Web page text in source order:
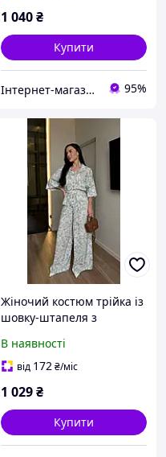
1 040₴
Купити
Інтернет-магазин одягу та взуття KedON 95%
Жіночий костюм трійка із
шовку-штапеля з
сорочкою та широкими
штанами
В наявності
від 172₴/міс
1 029₴
Купити